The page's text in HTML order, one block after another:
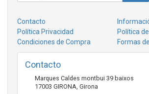
Contacto
Política Privacidad
Política
Condiciones de Compra
Formas
Contacto
Marques Caldes montbui 39 baixos
17003 GIRONA Girona